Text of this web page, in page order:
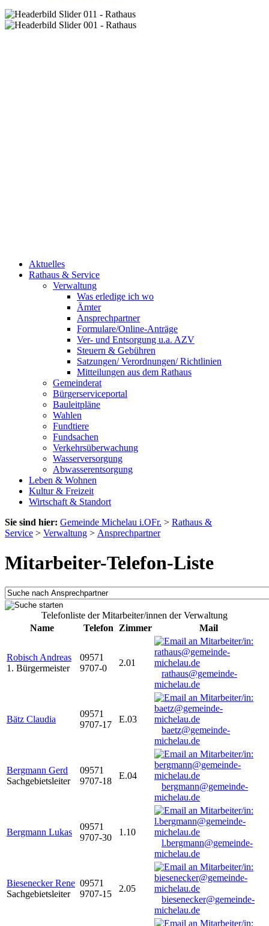
Aktuelles
Rathaus & Service
Verwaltung
Was erledige ich wo
Ämter
Ansprechpartner
Formulare/Online-Anträge
Ver- und Entsorgung u.a. AZV
Steuern & Gebühren
Satzungen/ Verordnungen/ Richtlinien
Mitteilungen aus dem Rathaus
Gemeinderat
Bürgerserviceportal
Bauleitpläne
Wahlen
Fundtiere
Fundsachen
Verkehrsüberwachung
Wasserversorgung
Abwasserentsorgung
Leben & Wohnen
Kultur & Freizeit
Wirtschaft & Standort
Sie sind hier: Gemeinde Michelau i.OFr. > Rathaus &
Service > Verwaltung > Ansprechpartner
Mitarbeiter-Telefon-Liste
Telefonliste der Mitarbeiter/innen der Verwaltung
Name
Telefon Zimmer Mail
Robisch Andreas
1. Bürgermeister
09571
9707-0
2.01
rathaus@gemeinde-
michelau.de
Bätz Claudia
09571
9707-17
E.03
baetz@gemeinde-
michelau.de
Bergmann Gerd
Sachgebietsleiter
09571
9707-18
E.04
bergmann@gemeinde-
michelau.de
Bergmann Lukas
09571
9707-30
1.10
l.bergmann@gemeinde-
michelau.de
Biesenecker Rene
Sachgebietsleiter
09571
9707-15
2.05
biesenecker@gemeinde-
michelau.de